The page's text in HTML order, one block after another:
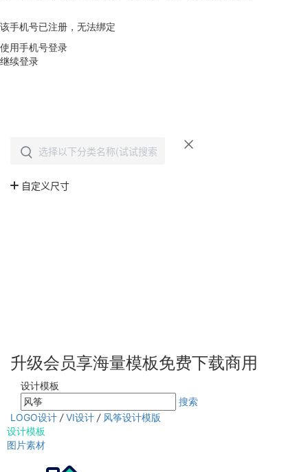
该手机号已注册，无法绑定
使用手机号登录
继续登录
升级会员享海量模板免费下载商用
设计模板
搜索
LOGO设计 / VI设计 / 风筝设计模版
设计模板
图片素材